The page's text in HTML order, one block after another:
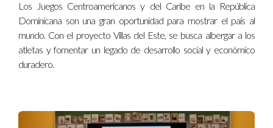
programas de intercambio cultural y mejoró su
confianza al comunicarse en diferentes idiomas.
La familia Gómez:Optó por una escuela que prioriza el
aprendizaje basado en proyectos, lo que permitió a su
hijo desarrollar habilidades de trabajo en equipo y
La familia Fernández:Se enfocó en la cultura y
Los Juegos Centroamericanos y del Caribe en la República
Dominicana son una gran oportunidad para mostrar el país al
mundo. Con el proyecto Villas del Este, se busca albergar a los
atletas y fomentar un legado de desarrollo social y económico
duradero.